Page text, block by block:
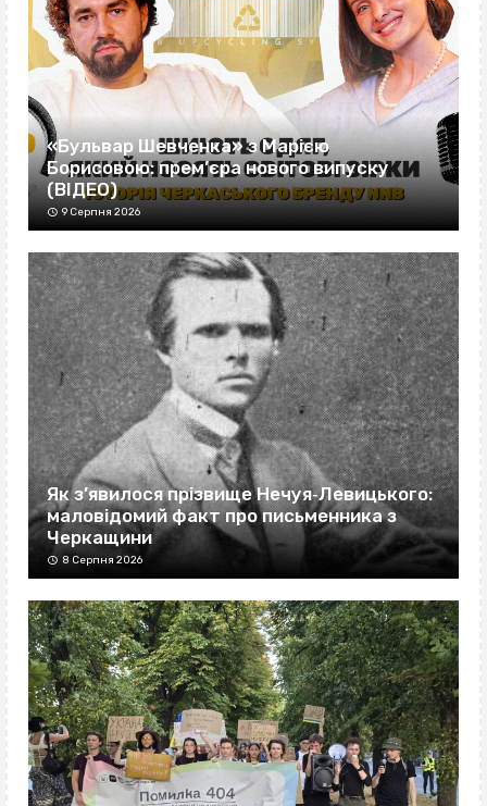
«Бульвар Шевченка» з Марією
Борисовою: прем’єра нового випуску
(ВІДЕО)
9 Серпня 2026
Як з’явилося прізвище Нечуя‐Левицького:
маловідомий факт про письменника з
Черкащини
8 Серпня 2026